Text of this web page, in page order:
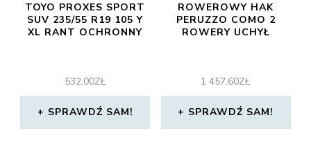
TOYO PROXES SPORT
SUV 235/55 R19 105 Y
XL RANT OCHRONNY
532,00ZŁ
SPRAWDŹ SAM!
ROWEROWY HAK
PERUZZO COMO 2
ROWERY UCHYŁ
1 457,60ZŁ
SPRAWDŹ SAM!